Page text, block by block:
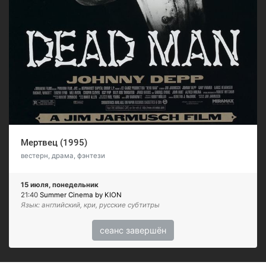
Мертвец (1995)
вестерн, драма, фэнтези
15 июля, понедельник
21:40 Summer Cinema by KION
Язык: английский, кри, русские субтитры
сеанс завершён